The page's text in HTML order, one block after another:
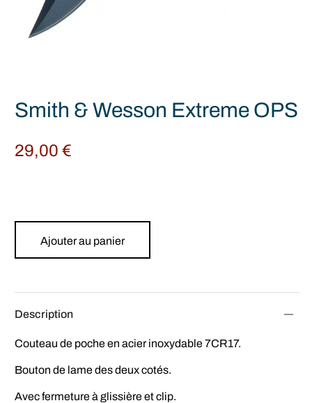
Smith & Wesson Extreme OPS
29,00€
Ajouter au panier
Description
Couteau de poche en acier inoxydable 7CR17.
Bouton de lame des deux cotés.
Avec fermeture à glissière et clip.